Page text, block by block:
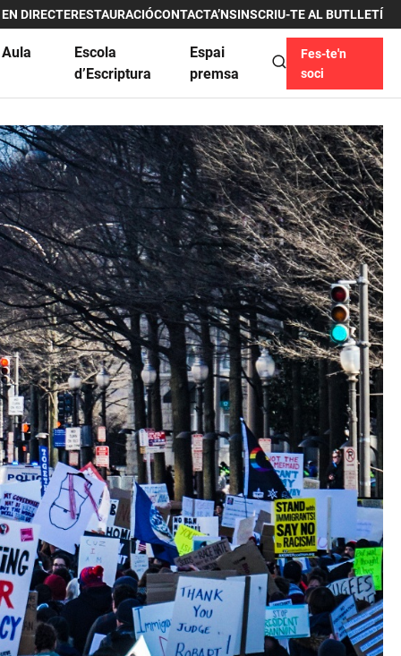
DIRECTERESTAURACIÓCONTACTA’NSINSCRIU-TE AL BUTLLETÍ
Escola
d’Escriptura
Espai
premsa
Fes-te'n
soci